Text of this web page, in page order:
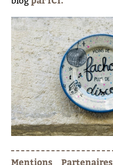
Mentions Partenaires